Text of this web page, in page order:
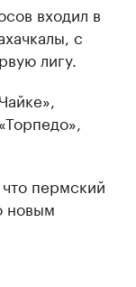
входил в
с
лигу.
пермский
новым